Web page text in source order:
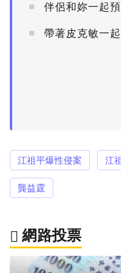
伴侶和妳一起
帶著皮克敏一
江祖平爆性侵案 江
龔益霆
網路投票